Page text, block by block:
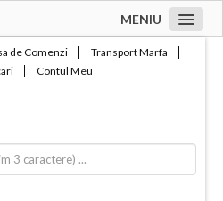
MENIU
de Comenzi
Transport Marfa
Contul Meu